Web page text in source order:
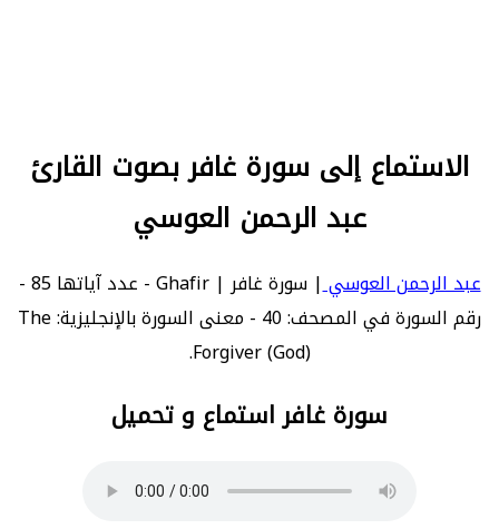
الاستماع إلى سورة غافر بصوت القارئ
عبد الرحمن العوسي
عبد الرحمن العوسي
| سورة غافر | Ghafir - عدد آياتها 85 -
رقم السورة في المصحف: 40 - معنى السورة بالإنجليزية: The
Forgiver (God).
سورة غافر استماع و تحميل